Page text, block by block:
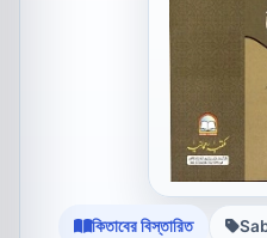
কিতাবের বিস্তারিত